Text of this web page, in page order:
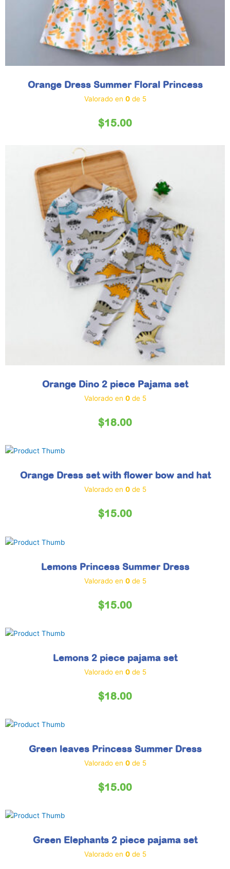
Orange Dress Summer Floral Princess
Valorado en 0de 5
$15.00
Orange Dino 2 piece Pajama set
Valorado en 0de 5
$18.00
Orange Dress set with flower bow and hat
Valorado en 0de 5
$15.00
Lemons Princess Summer Dress
Valorado en 0de 5
$15.00
Lemons 2 piece pajama set
Valorado en 0de 5
$18.00
Green leaves Princess Summer Dress
Valorado en 0de 5
$15.00
Green Elephants 2 piece pajama set
Valorado en 0de 5